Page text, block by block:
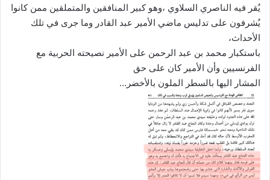
يُقر فيه الناصري السلاوي ،وهو كبير المنافقين والمتملقين ممن كانوا
يُشرفون على تدليس ماضي الأمير عبد القادر وما جرى في تلك
الأحداث،
باستكبار محمد بن عبد الرحمن على الأمير نصيحته الحربية مع
الفرنسيين وأن الأمير كان على حق
المشار اليها بالسطر الملون بالأخضر…